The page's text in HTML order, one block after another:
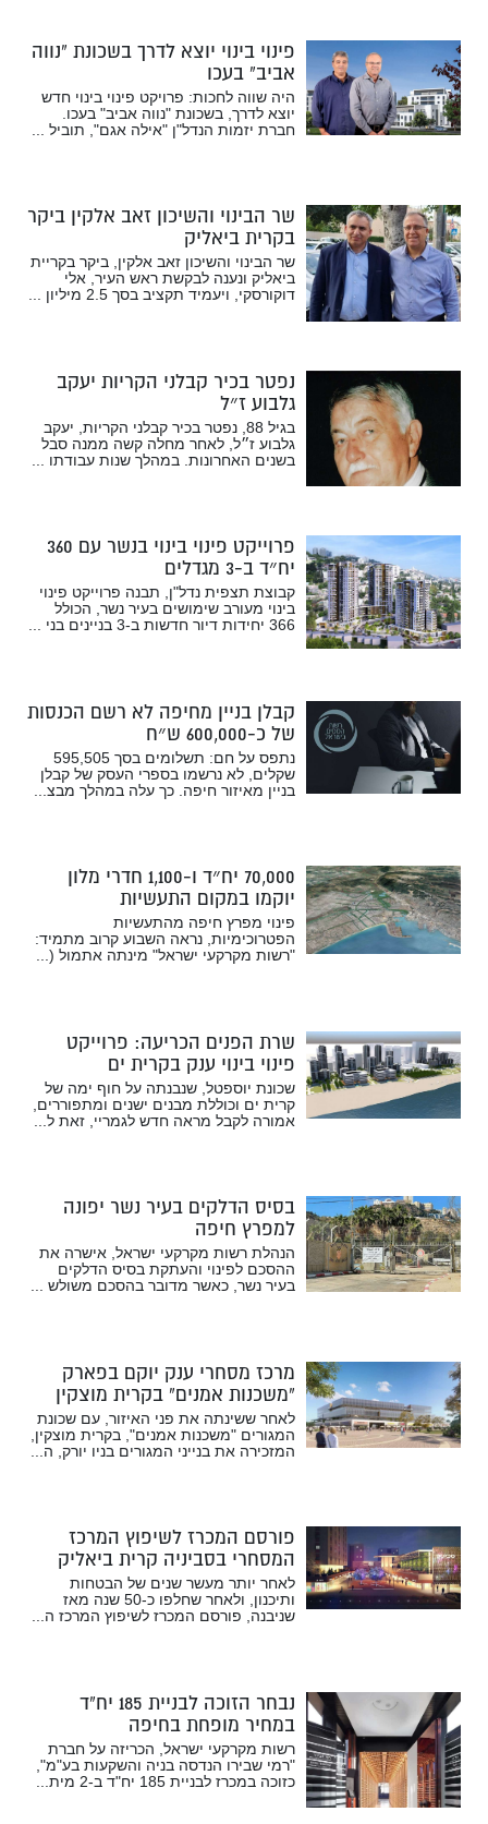
פינוי בינוי יוצא לדרך בשכונת “נווה
אביב” בעכו
היה שווה לחכות: פרויקט פינוי בינוי חדש
יוצא לדרך, בשכונת "נווה אביב" בעכו.
חברת יזמות הנדל"ן "אילה אגם", תוביל ...
שר הבינוי והשיכון זאב אלקין ביקר
בקרית ביאליק
שר הבינוי והשיכון זאב אלקין, ביקר בקריית
ביאליק ונענה לבקשת ראש העיר, אלי
דוקורסקי, ויעמיד תקציב בסך 2.5 מיליון ...
נפטר בכיר קבלני הקריות יעקב
גלבוע ז״ל
בגיל 88, נפטר בכיר קבלני הקריות, יעקב
גלבוע ז״ל, לאחר מחלה קשה ממנה סבל
בשנים האחרונות. במהלך שנות עבודתו ...
פרוייקט פינוי בינוי בנשר עם 360
יח״ד ב-3 מגדלים
קבוצת תצפית נדל"ן, תבנה פרוייקט פינוי
בינוי מעורב שימושים בעיר נשר, הכולל
366 יחידות דיור חדשות ב-3 בניינים בני ...
קבלן בניין מחיפה לא רשם הכנסות
של כ-600,000 ש״ח
נתפס על חם: תשלומים בסך 595,505
שקלים, לא נרשמו בספרי העסק של קבלן
בניין מאיזור חיפה. כך עלה במהלך מבצ...
70,000 יח״ד ו-1,100 חדרי מלון
יוקמו במקום התעשיות
הפטרוכימיות
פינוי מפרץ חיפה מהתעשיות
הפטרוכימיות, נראה השבוע קרוב מתמיד:
"רשות מקרקעי ישראל" מינתה אתמול (...
שרת הפנים הכריעה: פרוייקט
פינוי בינוי ענק בקרית ים
שכונת יוספטל, שנבנתה על חוף ימה של
קרית ים וכוללת מבנים ישנים ומתפוררים,
אמורה לקבל מראה חדש לגמריי, זאת ל...
בסיס הדלקים בעיר נשר יפונה
למפרץ חיפה
הנהלת רשות מקרקעי ישראל, אישרה את
ההסכם לפינוי והעתקת בסיס הדלקים
בעיר נשר, כאשר מדובר בהסכם משולש ...
מרכז מסחרי ענק יוקם בפארק
“משכנות אמנים” בקרית מוצקין
לאחר ששינתה את פני האיזור, עם שכונת
המגורים "משכנות אמנים", בקרית מוצקין,
המזכירה את בנייני המגורים בניו יורק, ה...
פורסם המכרז לשיפוץ המרכז
המסחרי בסביניה קרית ביאליק
לאחר יותר מעשר שנים של הבטחות
ותיכנון, ולאחר שחלפו כ-50 שנה מאז
שניבנה, פורסם המכרז לשיפוץ המרכז ה...
נבחר הזוכה לבניית 185 יח”ד
במחיר מופחת בחיפה
רשות מקרקעי ישראל, הכריזה על חברת
"רמי שבירו הנדסה בניה והשקעות בע"מ",
כזוכה במכרז לבניית 185 יח"ד ב-2 מית...